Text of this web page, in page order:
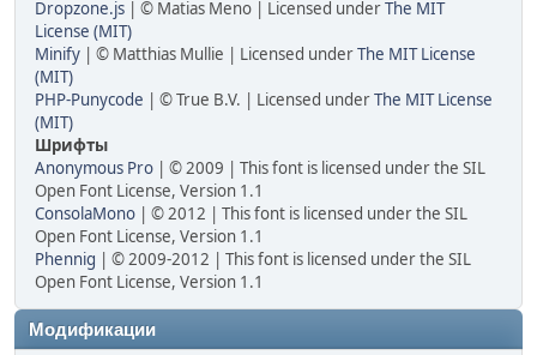
Dropzone.js | © Matias Meno | Licensed underThe MIT
License (MIT)
Minify | © Matthias Mullie | Licensed underThe MIT License
(MIT)
PHP-Punycode | © True B.V. | Licensed underThe MIT License
(MIT)
Шрифты
Anonymous Pro | © 2009 | This font is licensed under the SIL
Open Font License, Version 1.1
ConsolaMono | © 2012 | This font is licensed under the SIL
Open Font License, Version 1.1
Phennig | © 2009-2012 | This font is licensed under the SIL
Open Font License, Version 1.1
Модификации